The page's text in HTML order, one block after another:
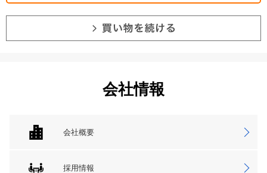
会社情報
会社概要
採用情報